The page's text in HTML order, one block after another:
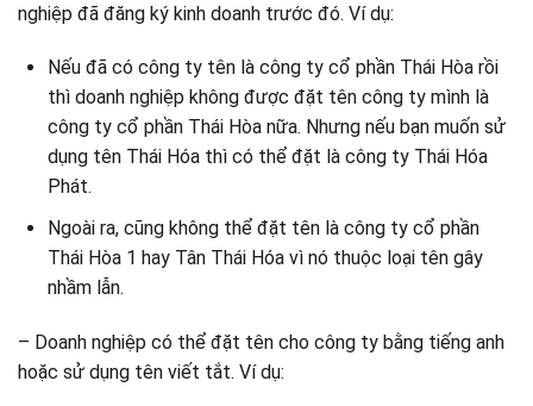
nghiệp đã đăng ký kinh doanh trước đó. Ví dụ:
Nếu đã có công ty tên là công ty cổ phần Thái Hòa rồi
thì doanh nghiệp không được đặt tên công ty mình là
công ty cổ phần Thái Hòa nữa. Nhưng nếu bạn muốn sử
dụng tên Thái Hóa thì có thể đặt là công ty Thái Hóa
Phát.
Ngoài ra, cũng không thể đặt tên là công ty cổ phần
Thái Hòa 1 hay Tân Thái Hóa vì nó thuộc loại tên gây
nhầm lẫn.
– Doanh nghiệp có thể đặt tên cho công ty bằng tiếng anh
hoặc sử dụng tên viết tắt. Ví dụ: